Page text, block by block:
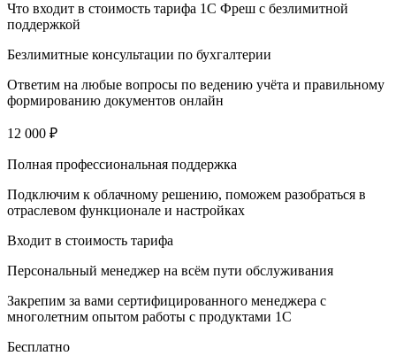
Что входит в стоимость тарифа 1С Фреш с безлимитной
поддержкой
Безлимитные консультации по бухгалтерии
Ответим на любые вопросы по ведению учёта и правильному
формированию документов онлайн
12 000 ₽
Полная профессиональная поддержка
Подключим к облачному решению, поможем разобраться в
отраслевом функционале и настройках
Входит в стоимость тарифа
Персональный менеджер на всём пути обслуживания
Закрепим за вами сертифицированного менеджера с
многолетним опытом работы с продуктами 1С
Бесплатно